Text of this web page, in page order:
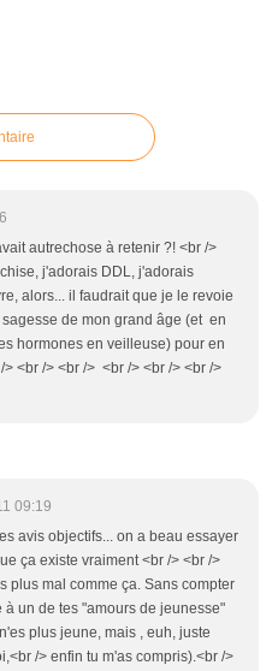
autrechose à retenir ?! <br />
j'adorais DDL, j'adorais
alors... il faudrait que je le revoie
de mon grand âge (et en
hormones en veilleuse) pour en
<br /> <br /> <br /> <br /> <br />
09:19
avis objectifs... on a beau essayer
ça existe vraiment <br /> <br />
plus mal comme ça. Sans compter
à un de tes "amours de jeunesse"
plus jeune, mais , euh, juste
/> enfin tu m'as compris).<br />